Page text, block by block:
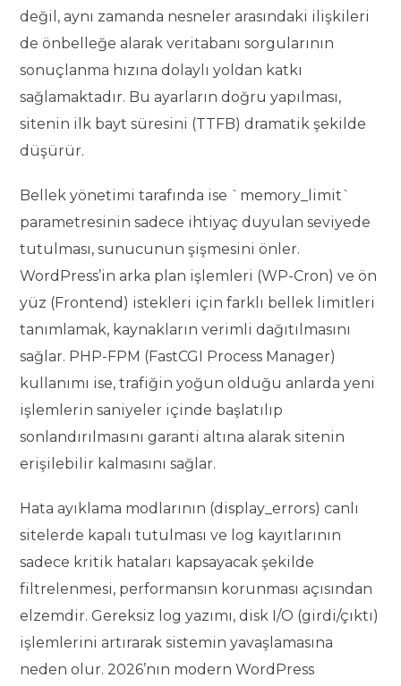
değil, aynı zamanda nesneler arasındaki ilişkileri
de önbelleğe alarak veritabanı sorgularının
sonuçlanma hızına dolaylı yoldan katkı
sağlamaktadır. Bu ayarların doğru yapılması,
sitenin ilk bayt süresini (TTFB) dramatik şekilde
düşürür.
Bellek yönetimi tarafında ise `memory_limit`
parametresinin sadece ihtiyaç duyulan seviyede
tutulması, sunucunun şişmesini önler.
WordPress’in arka plan işlemleri (WP-Cron) ve ön
yüz (Frontend) istekleri için farklı bellek limitleri
tanımlamak, kaynakların verimli dağıtılmasını
sağlar. PHP-FPM (FastCGI Process Manager)
kullanımı ise, trafiğin yoğun olduğu anlarda yeni
işlemlerin saniyeler içinde başlatılıp
sonlandırılmasını garanti altına alarak sitenin
erişilebilir kalmasını sağlar.
Hata ayıklama modlarının (display_errors) canlı
sitelerde kapalı tutulması ve log kayıtlarının
sadece kritik hataları kapsayacak şekilde
filtrelenmesi, performansın korunması açısından
elzemdir. Gereksiz log yazımı, disk I/O (girdi/çıktı)
işlemlerini artırarak sistemin yavaşlamasına
neden olur. 2026’nın modern WordPress